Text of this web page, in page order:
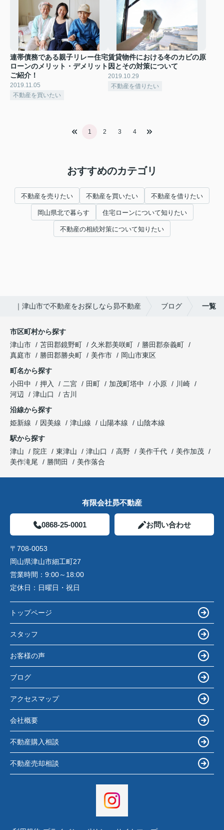
連帯債務である親子リレー住宅
ローンのメリット・デメリット
ご紹介！
2019.11.05
不動産を買いたい
賃貸物件における冬のカビの原
因とその対策について
2019.10.29
不動産を借りたい
1 2 3 4
おすすめのカテゴリ
不動産を売りたい 不動産を買いたい 不動産を借りたい
岡山県北で暮らす 住宅ローンについて知りたい
不動産の相続対策について知りたい
｜津山市で不動産をお探しなら昴不動産 ブログ 一覧
市区町村から探す
津山市
苫田郡鏡野町 久米郡美咲町
勝田郡奈義町
真庭市
勝田郡勝央町 美作市
岡山市東区
町名から探す
小田中
押入 二宮 田町 加茂町塔中 小原
川崎
河辺
津山口
古川
沿線から探す
姫新線
因美線 津山線 山陽本線
山陰本線
駅から探す
津山
院庄 東津山 津山口 高野 美作千代
美作加茂
美作滝尾
勝間田 美作落合
有限会社昴不動産
0868-25-0001 お問い合わせ
〒708-0053
岡山県津山市細工町27
営業時間： 9:00～18:00
定休日： 日曜日・祝日
トップページ
スタッフ
お客様の声
ブログ
アクセスマップ
会社概要
不動産購入相談
不動産売却相談